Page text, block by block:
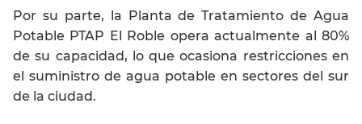
Por su parte, la Planta de Tratamiento de Agua
Potable PTAP El Roble opera actualmente al 80%
de su capacidad, lo que ocasiona restricciones en
el suministro de agua potable en sectores del sur
de la ciudad.